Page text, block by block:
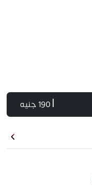
| 190 جنيه